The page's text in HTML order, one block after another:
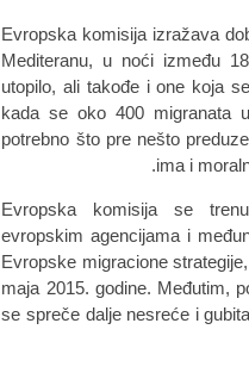
Evropska komisija izražava
Mediteranu, u noći između
utopilo, ali takođe i one koja
kada se oko 400 migranata
potrebno što pre nešto
ima i
Evropska komisija se
evropskim agencijama i
Evropske migracione
maja 2015. godine. Međutim,
se spreče dalje nesreće i